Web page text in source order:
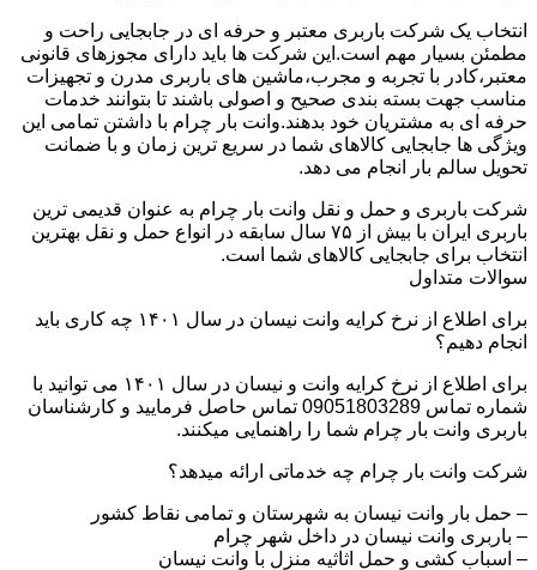
انتخاب یک شرکت باربری معتبر و حرفه ای در جابجایی راحت و
مطمئن بسیار مهم است.این شرکت ها باید دارای مجوزهای قانونی
معتبر،کادر با تجربه و مجرب،ماشین های باربری مدرن و تجهیزات
مناسب جهت بسته بندی صحیح و اصولی باشند تا بتوانند خدمات
حرفه ای به مشتریان خود بدهند.وانت بار چرام با داشتن تمامی این
ویژگی ها جابجایی کالاهای شما در سریع ترین زمان و با ضمانت
تحویل سالم بار انجام می دهد.
شرکت باربری و حمل و نقل وانت بار چرام به عنوان قدیمی ترین
باربری ایران با بیش از ۷۵ سال سابقه در انواع حمل و نقل بهترین
انتخاب برای جابجایی کالاهای شما است.
سوالات متداول
برای اطلاع از نرخ کرایه وانت نیسان در سال ۱۴۰۱ چه کاری باید
انجام دهیم؟
برای اطلاع از نرخ کرایه وانت و نیسان در سال ۱۴۰۱ می توانید با
شماره تماس 09051803289 تماس حاصل فرمایید و کارشناسان
باربری وانت بار چرام شما را راهنمایی میکنند.
شرکت وانت بار چرام چه خدماتی ارائه میدهد؟
– حمل بار وانت نیسان به شهرستان و تمامی نقاط کشور
– باربری وانت نیسان در داخل شهر چرام
– اسباب کشی و حمل اثاثیه منزل با وانت نیسان